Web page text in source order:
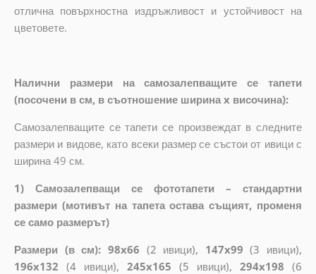
отлична повърхностна издръжливост и устойчивост на
цветовете.
Налични размери на самозалепващите се тапети
(посочени в см, в съотношение ширина x височина):
Самозалепващите се тапети се произвеждат в следните
размери и видове, като всеки размер се състои от ивици с
ширина 49 см.
1) Самозалепващи се фототапети – стандартни
размери (мотивът на тапета остава същият, променя
се само размерът)
Размери (в см): 98x66 (2 ивици), 147x99 (3 ивици),
196x132 (4 ивици), 245x165 (5 ивици),294x198 (6